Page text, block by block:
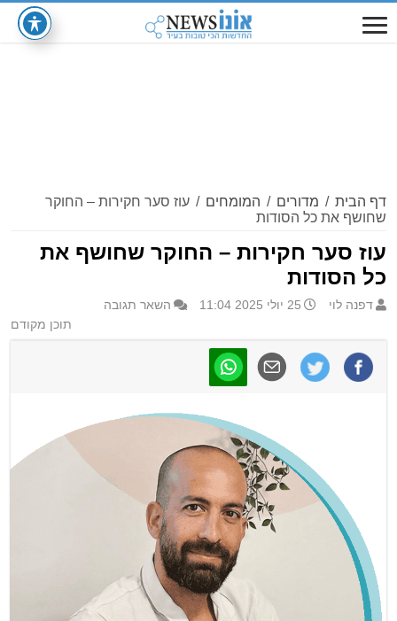
דף הבית / מדורים / המומחים / עוז סער חקירות – החוקר
שחושף את כל הסודות
עוז סער חקירות – החוקר שחושף את
כל הסודות
דפנה לוי 25 יולי 2025 11:04
השאר תגובה
תוכן מקודם